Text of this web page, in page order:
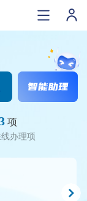
项
办理项